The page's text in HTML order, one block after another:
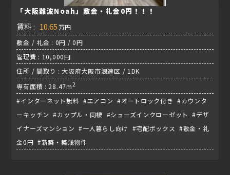
「大阪難波Noah」敷金・礼金0円！！！
賃料 : 10.65 万円
敷金 / 礼金 : 0円 / 0円
管理費 : 10,000円
住所 / 間取り : 大阪府大阪市浪速区 / 1DK
専有面積 : 28.47m2
#インターネット無料 #エアコン #オートロック付き #カウンタ
ーキッチン #カップル・同棲 #シューズインクローゼット #デザ
イナーズマンション #一人暮らし向け #宅配ボックス #敷金・礼
金0円 #新築・築浅物件